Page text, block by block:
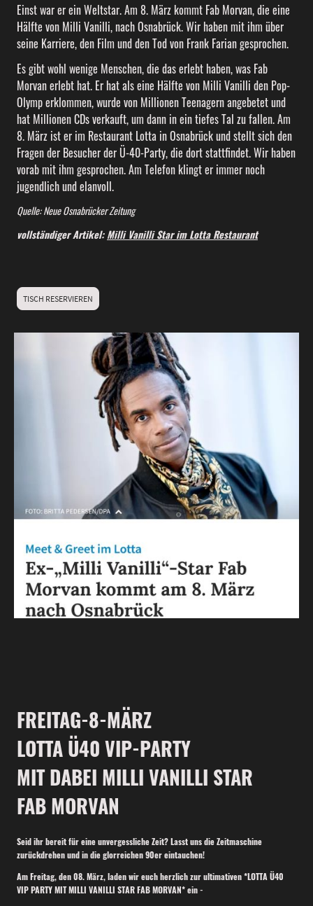
Einst war er ein Weltstar. Am 8. März kommt Fab Morvan, die eine
Hälfte von Milli Vanilli, nach Osnabrück. Wir haben mit ihm über
seine Karriere, den Film und den Tod von Frank Farian gesprochen.
Es gibt wohl wenige Menschen, die das erlebt haben, was Fab
Morvan erlebt hat. Er hat als eine Hälfte von Milli Vanilli den Pop-
Olymp erklommen, wurde von Millionen Teenagern angebetet und
hat Millionen CDs verkauft, um dann in ein tiefes Tal zu fallen. Am
8. März ist er im Restaurant Lotta in Osnabrück und stellt sich den
Fragen der Besucher der Ü-40-Party, die dort stattfindet. Wir haben
vorab mit ihm gesprochen. Am Telefon klingt er immer noch
jugendlich und elanvoll.
Quelle: Neue Osnabrücker Zeitung
vollständiger Artikel:Milli Vanilli Star im Lotta Restaurant
TISCH RESERVIEREN
FREITAG-8-MÄRZ
LOTTA Ü40 VIP-PARTY
MIT DABEI MILLI VANILLI STAR
FAB MORVAN
Seid ihr bereit für eine unvergessliche Zeit? Lasst uns die Zeitmaschine
zurückdrehen und in die glorreichen 90er eintauchen!
Am Freitag, den 08. März, laden wir euch herzlich zur ultimativen *LOTTA Ü40
VIP PARTY MIT MILLI VANILLI STAR FAB MORVAN* ein -